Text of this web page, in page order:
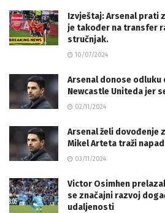
Izvještaj: Arsenal prati
je također na transfer
stručnjak.
10/07/2024
Arsenal donose odluku
Newcastle Uniteda jer
02/11/2024
Arsenal želi dovođenje
Mikel Arteta traži
03/11/2024
Victor Osimhen
se značajni razvoj
udaljenosti